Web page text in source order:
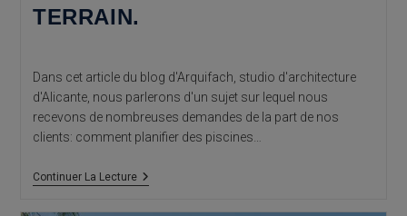
TERRAIN.
Dans cet article du blog d'Arquifach, studio d'architecture
d'Alicante, nous parlerons d'un sujet sur lequel nous
recevons de nombreuses demandes de la part de nos
clients: comment planifier des piscines…
Continuer La LectureCabinet